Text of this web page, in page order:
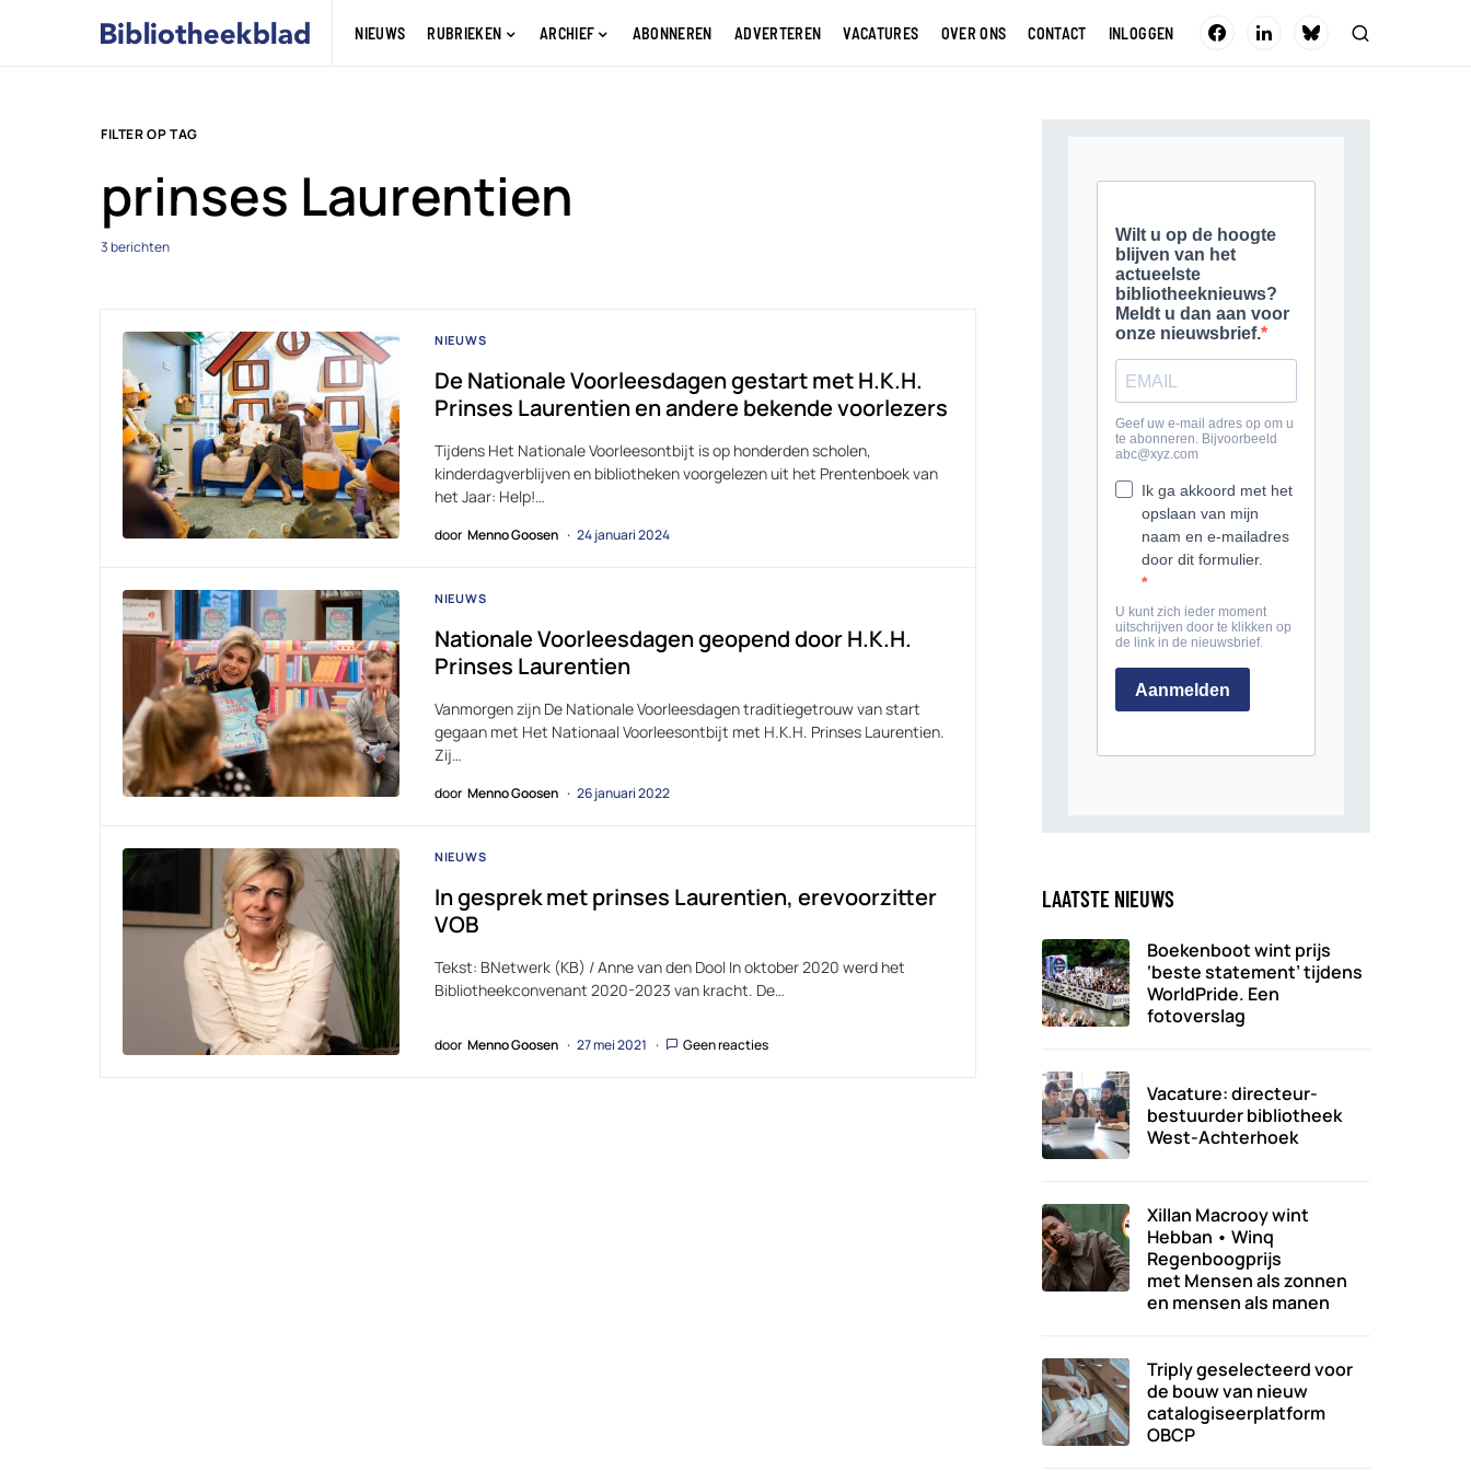
NIEUWS RUBRIEKEN ARCHIEF ABONNEREN ADVERTEREN VACATURES OVER ONS CONTACT INLOGGEN
FILTER OP TAG
prinses Laurentien
3 berichten
NIEUWS
De Nationale Voorleesdagen gestart met H.K.H.
Prinses Laurentien en andere bekende voorlezers
Tijdens Het Nationale Voorleesontbijt is op honderden scholen,
kinderdagverblijven en bibliotheken voorgelezen uit het Prentenboek van
het Jaar: Help!…
door Menno Goosen 24 januari 2024
NIEUWS
Nationale Voorleesdagen geopend door H.K.H.
Prinses Laurentien
Vanmorgen zijn De Nationale Voorleesdagen traditiegetrouw van start
gegaan met Het Nationaal Voorleesontbijt met H.K.H. Prinses Laurentien.
Zij…
door Menno Goosen 26 januari 2022
NIEUWS
In gesprek met prinses Laurentien, erevoorzitter
VOB
Tekst: BNetwerk (KB) / Anne van den Dool In oktober 2020 werd het
Bibliotheekconvenant 2020-2023 van kracht. De…
door Menno Goosen 27 mei 2021 Geen reacties
LAATSTE NIEUWS
Boekenboot wint prijs
‘beste statement’ tijdens
WorldPride. Een
fotoverslag
Vacature: directeur-
bestuurder bibliotheek
West-Achterhoek
Xillan Macrooy wint
Hebban • Winq
Regenboogprijs
met Mensen als zonnen
en mensen als manen
Triply geselecteerd voor
de bouw van nieuw
catalogiseerplatform
OBCP